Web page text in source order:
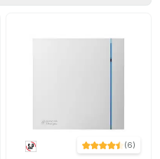
(6)